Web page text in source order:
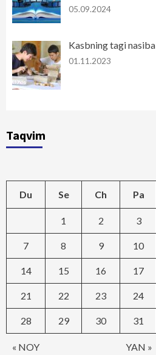
05.09.2024
Kasbning tagi nasiba
01.11.2023
Taqvim
Du Se Ch Pa
« NOY YAN »
1 2 3
7 8 9 10
14 15 16 17
21 22 23 24
28 29 30 31